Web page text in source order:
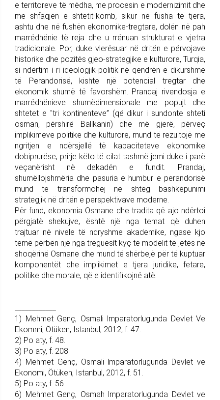
e territoreve të mëdha, me procesin e modernizimit dhe
me shfaqjen e shtetit-komb, sikur në fusha të tjera,
ashtu dhe në fushën ekonomike-tregtare, dolën në pah
marrëdhënie të reja dhe u rrënuan strukturat e vjetra
tradicionale. Por, duke vlerësuar në dritën e përvojave
historike dhe pozitës gjeo-strategjike e kulturore, Turqia,
si ndërtim i ri ideologjik-politik në qendrën e dikurshme
të Perandorisë, kishte një potencial tregtar dhe
ekonomik shumë të favorshëm. Prandaj rivendosja e
marrëdhënieve shumëdimensionale me popujt dhe
shtetet e "tri kontinenteve” (që dikur i sundonte shteti
osman, përshirë Ballkanin) dhe më gjerë, përveç
implikimeve politike dhe kulturore, mund të rezultojë me
ngritjen e ndërsjellë të kapaciteteve ekonomike
dobiprurëse, prirje këto të cilat tashmë jemi duke i parë
veçanërisht në dekadën e fundit. Prandaj,
shumëllojshmëria dhe pasuria e humbur e perandorisë
mund të transformohej në shteg bashkëpunimi
strategjik në dritën e perspektivave moderne.
Për fund, ekonomia Osmane dhe tradita që ajo ndërtoi
përgjatë shekujve, është një nga temat që duhen
trajtuar në nivele të ndryshme akademike, ngase kjo
temë përbën një nga treguesít kyç të modelit të jetës në
shoqërinë Osmane dhe mund të shërbejë për të kuptuar
komponentët dhe implikimet e tjera juridike, fetare,
politike dhe morale, që e identifikojnë atë.
1) Mehmet Genç, Osmali lmparatorlugunda Devlet Ve
Ekommi, Ötüken, Istanbul, 2012, f. 47.
2) Po aty, f. 48.
3) Po aty, f. 208.
4) Mehmet Genç, Osmali lmparatorlugunda Devlet ve
Ekonomi, Ötüken, Istanbul, 2012, f. 51.
5) Po aty, f. 56.
6) Mehmet Genç, Osmah lmparatorlugunda Devlet ve